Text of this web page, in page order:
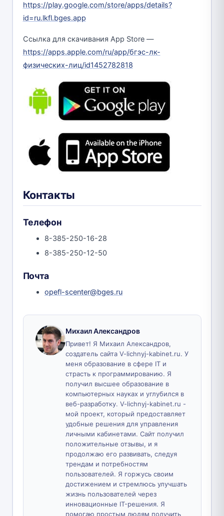
https://play.google.com/store/apps/details?
id=ru.lkfl.bges.app
Ссылка для скачивания App Store —
https://apps.apple.com/ru/app/бгэс-лк-
физических-лиц/id1452782818
Контакты
Телефон
8-385-250-16-28
8-385-250-12-50
Почта
opefl-scenter@bges.ru
Михаил Александров
Привет! Я Михаил Александров,
создатель сайта V-lichnyj-kabinet.ru. У
меня образование в сфере IT и
страсть к программированию. Я
получил высшее образование в
компьютерных науках и углубился в
веб-разработку. V-lichnyj-kabinet.ru -
мой проект, который предоставляет
удобные решения для управления
личными кабинетами. Сайт получил
положительные отзывы, и я
продолжаю его развивать, следуя
трендам и потребностям
пользователей. Я горжусь своим
достижением и стремлюсь улучшать
жизнь пользователей через
инновационные IT-решения. Я
помогаю простым людям получить